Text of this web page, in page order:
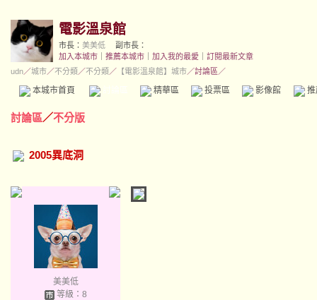
電影溫泉館
市長： 美美低
副市長：
加入本城市
推薦本城市 加入我的最愛
訂閱最新文章
udn／城市／不分類 ／不分類 ／ 【電影溫泉館】城市／討論區／
本城市首頁 精華區 投票區 影像館
討論區／不分版
2005異底洞
美美低
等級：8